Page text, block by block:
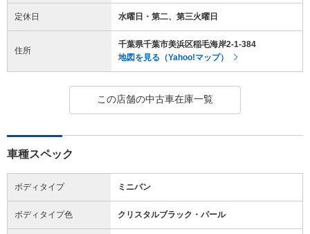
定休日 水曜日・第二、第三火曜日
住所
千葉県千葉市美浜区稲毛海岸2-1-384
地図を見る（Yahoo!マップ）
この店舗の中古車在庫一覧
車種スペック
ボディタイプ ミニバン
ボディタイプ色 クリスタルブラック・パール